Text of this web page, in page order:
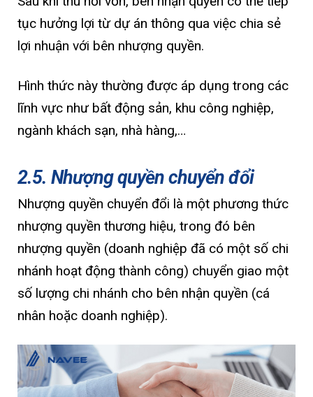
tục hưởng lợi từ dự án thông qua việc chia sẻ
lợi nhuận với bên nhượng quyền.
Hình thức này thường được áp dụng trong các
lĩnh vực như bất động sản, khu công nghiệp,
ngành khách sạn, nhà hàng,…
2.5. Nhượng quyền chuyển đổi
Nhượng quyền chuyển đổi là một phương thức
nhượng quyền thương hiệu, trong đó bên
nhượng quyền (doanh nghiệp đã có một số chi
nhánh hoạt động thành công) chuyển giao một
số lượng chi nhánh cho bên nhận quyền (cá
nhân hoặc doanh nghiệp).